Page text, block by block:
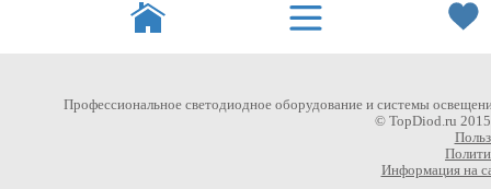
Профессиональное светодиодное оборудование и системы
© TopDiod.ru
Информация на